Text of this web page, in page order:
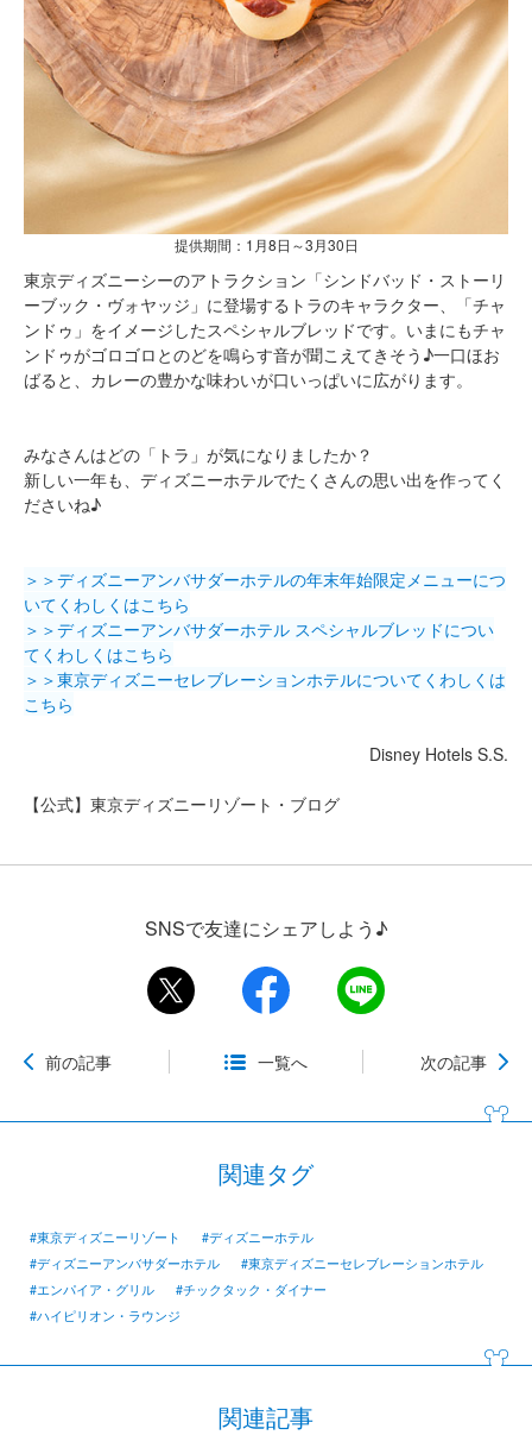
提供期間：1月8日～3月30日
東京ディズニーシーのアトラクション「シンドバッド・ストーリ
ーブック・ヴォヤッジ」に登場するトラのキャラクター、「チャ
ンドゥ」をイメージしたスペシャルブレッドです。いまにもチャ
ンドゥがゴロゴロとのどを鳴らす音が聞こえてきそう♪一口ほお
ばると、カレーの豊かな味わいが口いっぱいに広がります。
みなさんはどの「トラ」が気になりましたか？
新しい一年も、ディズニーホテルでたくさんの思い出を作ってく
ださいね♪
＞＞ディズニーアンバサダーホテルの年末年始限定メニューにつ
いてくわしくはこちら
＞＞ディズニーアンバサダーホテル スペシャルブレッドについ
てくわしくはこちら
＞＞東京ディズニーセレブレーションホテルについてくわしくは
こちら
Disney Hotels S.S.
【公式】東京ディズニーリゾート・ブログ
SNSで友達にシェアしよう♪
前の記事 一覧へ 次の記事
関連タグ
#東京ディズニーリゾート
#ディズニーホテル
#ディズニーアンバサダーホテル
#東京ディズニーセレブレーションホテル
#エンパイア・グリル
#チックタック・ダイナー
#ハイピリオン・ラウンジ
関連記事